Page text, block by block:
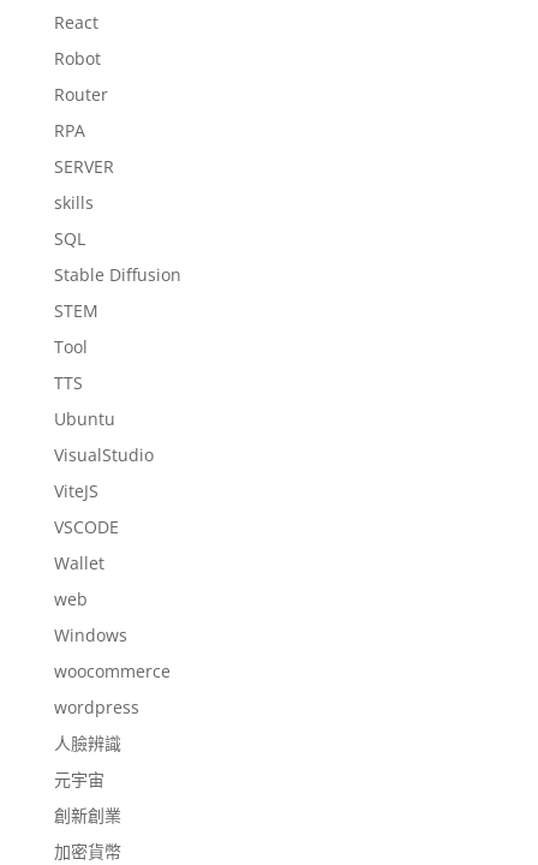
React
Robot
Router
RPA
SERVER
skills
SQL
Stable Diffusion
STEM
Tool
TTS
Ubuntu
VisualStudio
ViteJS
VSCODE
Wallet
web
Windows
woocommerce
wordpress
人臉辨識
元宇宙
創新創業
加密貨幣